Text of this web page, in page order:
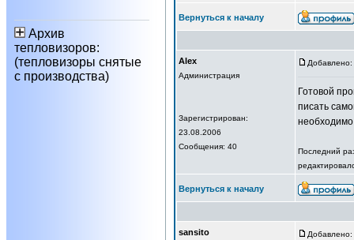
Архив
тепловизоров:
(тепловизоры снятые
с производства)
Вернуться к началу
Alex
Администрация
Зарегистрирован:
23.08.2006
Сообщения: 40
Готовой
писать
Последний
Вернуться к началу
sansito